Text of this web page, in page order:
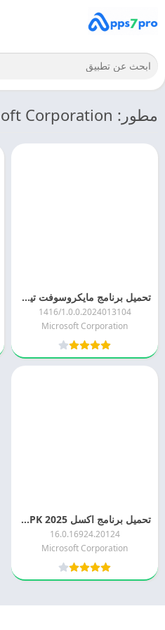
مطور: Microsoft Corporation
تحميل برنامج مايكروسوفت تيمز 2026 Microsoft Teams APK اخر اصدار مجانا
1416/1.0.0.2024013104
Microsoft Corporation
تحميل برنامج اكسل 2025 Microsoft Excel APK مجانا
16.0.16924.20124
Microsoft Corporation